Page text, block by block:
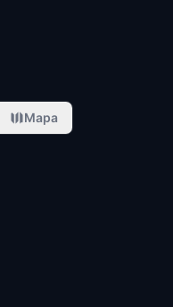
Mapa